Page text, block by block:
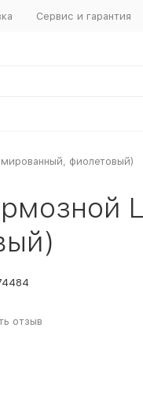
Сервис и гарантия
фиолетовый)
отзыв